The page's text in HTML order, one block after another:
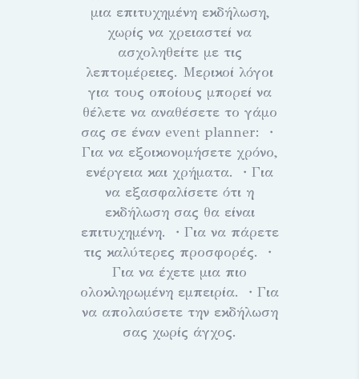
μια επιτυχημένη εκδήλωση,
χωρίς να χρειαστεί να
ασχοληθείτε με τις
λεπτομέρειες. Μερικοί λόγοι
για τους οποίους μπορεί να
θέλετε να αναθέσετε το γάμο
σας σε έναν event planner: ・
Για να εξοικονομήσετε χρόνο,
ενέργεια και χρήματα. ・Για
να εξασφαλίσετε ότι η
εκδήλωση σας θα είναι
επιτυχημένη. ・Για να πάρετε
τις καλύτερες προσφορές. ・
Για να έχετε μια πιο
ολοκληρωμένη εμπειρία. ・Για
να απολαύσετε την εκδήλωση
σας χωρίς άγχος.